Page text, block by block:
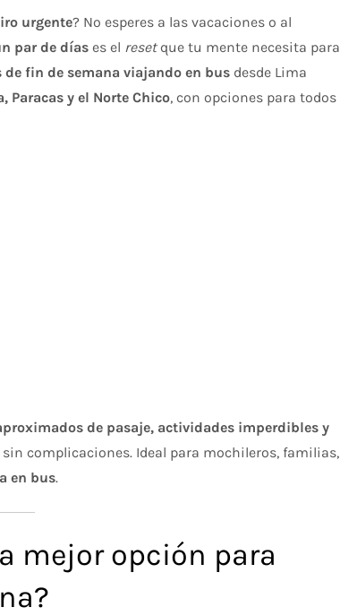
urgente? No esperes a las vacaciones o al
par de días es el resetque tu mente necesita para
fin de semana viajando en bus desde Lima
Paracas y el Norte Chico, con opciones para todos
de pasaje, actividades imperdibles y
sin complicaciones. Ideal para mochileros, familias,
en bus.
mejor opción para